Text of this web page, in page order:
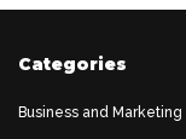
Categories
Business and Marketing